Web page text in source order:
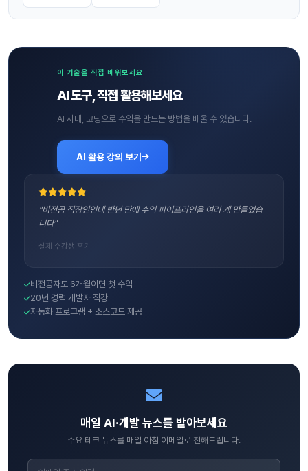
이 기술을 직접 배워보세요
AI 도구, 직접 활용해보세요
AI 시대, 코딩으로 수익을 만드는 방법을 배울 수 있습니다.
AI 활용 강의 보기
"비전공 직장인인데 반년 만에 수익 파이프라인을 여러 개 만들었습
니다"
실제 수강생 후기
비전공자도 6개월이면 첫 수익
20년 경력 개발자 직강
자동화 프로그램 + 소스코드 제공
매일 AI·개발 뉴스를 받아보세요
주요 테크 뉴스를 매일 아침 이메일로 전해드립니다.